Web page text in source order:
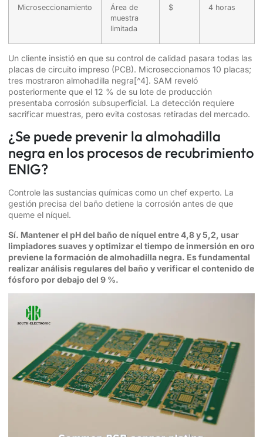
Microseccionamiento
Área de
muestra
limitada
$ 4 horas
Un cliente insistió en que su control de calidad pasara todas las
placas de circuito impreso (PCB). Microseccionamos 10 placas;
tres mostraron almohadilla negra[^4]. SAM reveló
posteriormente que el 12 % de su lote de producción
presentaba corrosión subsuperficial. La detección requiere
sacrificar muestras, pero evita costosas retiradas del mercado.
¿Se puede prevenir la almohadilla
negra en los procesos de recubrimiento
ENIG?
Controle las sustancias químicas como un chef experto. La
gestión precisa del baño detiene la corrosión antes de que
queme el níquel.
Sí. Mantener el pH del baño de níquel entre 4,8 y 5,2, usar
limpiadores suaves y optimizar el tiempo de inmersión en oro
previene la formación de almohadilla negra. Es fundamental
realizar análisis regulares del baño y verificar el contenido de
fósforo por debajo del 9 %.